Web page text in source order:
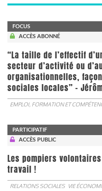
FOCUS
ACCÈS ABONNÉ
“La taille de l’effectif
secteur d’activité ou
organisationnelles,
sociales locales” -
EMPLOI, FORMATION ET
PARTICIPATIF
ACCÈS PUBLIC
Les pompiers
travail !
RELATIONS SOCIALES VIE